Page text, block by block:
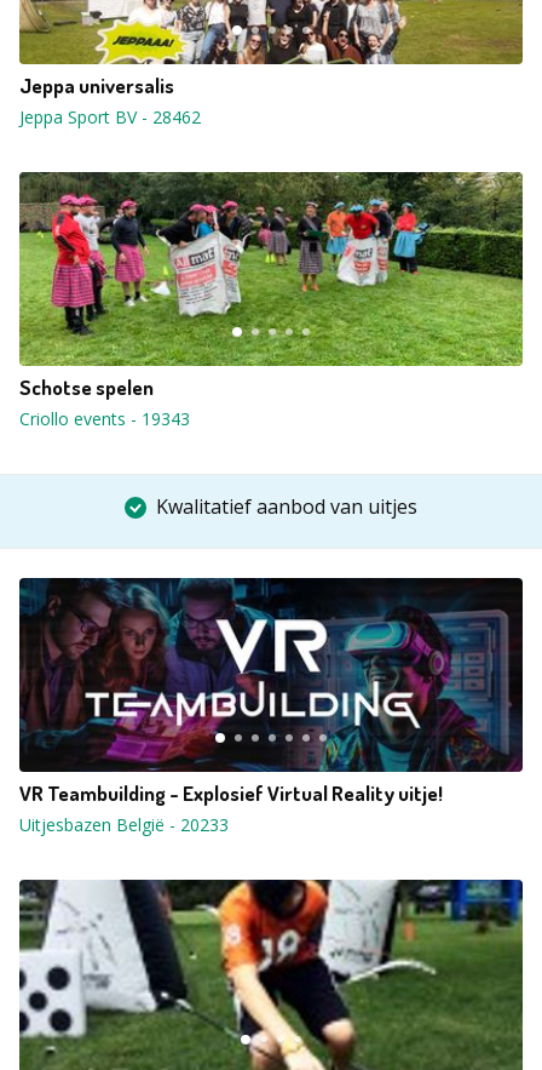
Jeppa universalis
Jeppa Sport BV- 28462
Schotse spelen
Criollo events - 19343
Kwalitatief aanbod van uitjes
VR Teambuilding - Explosief Virtual Reality uitje!
Uitjesbazen België - 20233